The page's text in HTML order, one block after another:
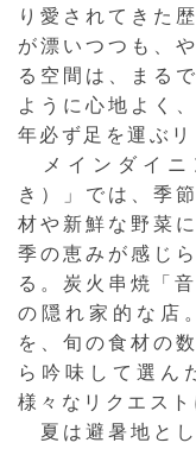
り愛されてきた
が漂いつつも、
る空間は、まる
ように心地よく
年必ず足を運ぶ
メインダイニ
き）」では、季
材や新鮮な野菜
季の恵みが感じ
る。炭火串焼「
の隠れ家的な店
を、旬の食材の
ら吟味して選ん
様々なリクエスト
夏は避暑地とし